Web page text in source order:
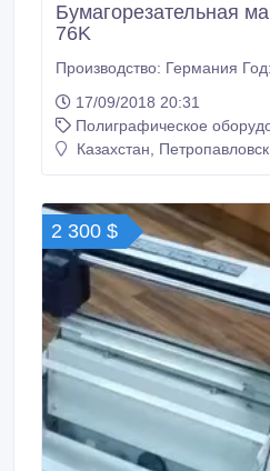
Бумагорезательная
76K
Производство: Германия
17/09/2018 20:31
Полиграфическое
Казахстан, Петропавловск
2 300 $